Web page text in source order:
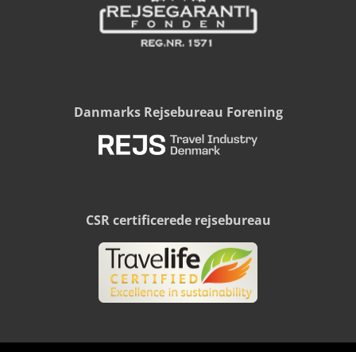
Danmarks Rejsebureau Forening
CSR certificerede rejsebureau